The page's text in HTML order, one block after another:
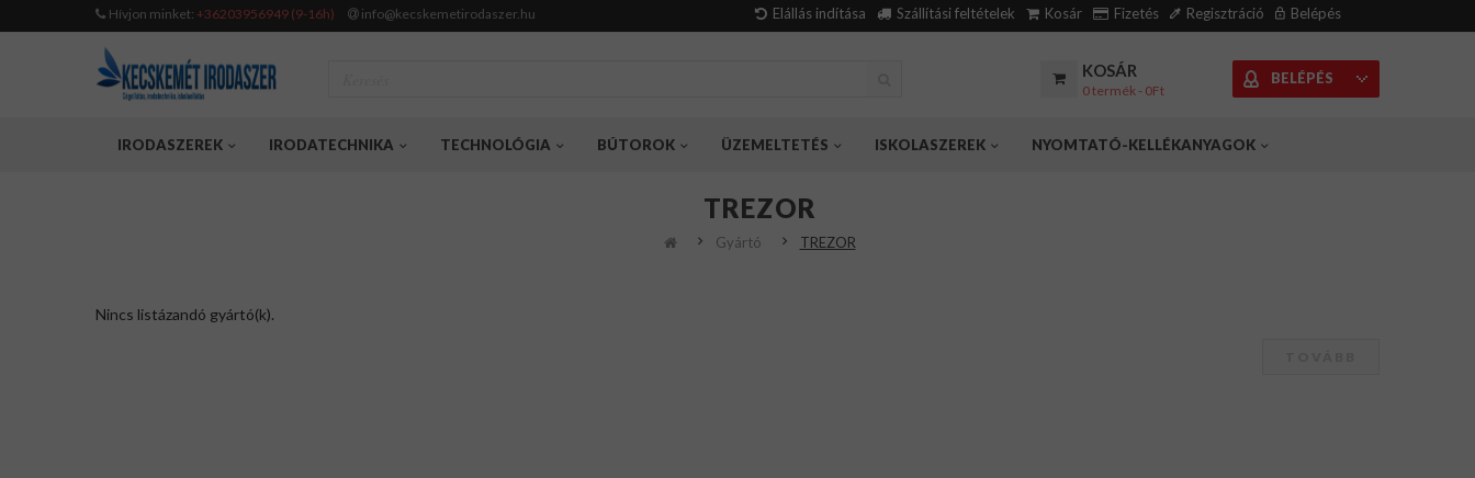
Hívjon minket: +36203956949 (9-16h) info@kecskemetirodaszer.hu Elállás indítása Szállítási feltételek Kosár Fizetés Regisztráció Belépés
KOSÁR
0 termék - 0Ft
BELÉPÉS
IRODASZEREK IRODATECHNIKA TECHNOLÓGIA BÚTOROK ÜZEMELTETÉS ISKOLASZEREK NYOMTATÓ-KELLÉKANYAGOK
TREZOR
Gyártó TREZOR
Nincs listázandó gyártó(k).